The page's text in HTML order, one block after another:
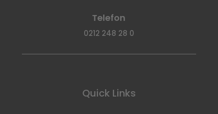
Telefon
0212 248 28 0
Quick Links